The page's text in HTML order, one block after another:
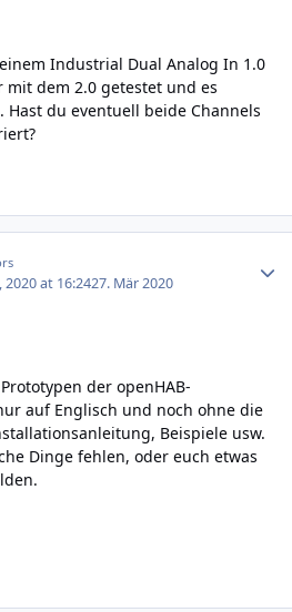
Industrial Dual Analog In 1.0
mit dem 2.0 getestet und es
du eventuell beide Channels
2020 at 16:2427. Mär 2020
der openHAB-
auf Englisch und noch ohne die
Beispiele usw.
Dinge fehlen, oder euch etwas